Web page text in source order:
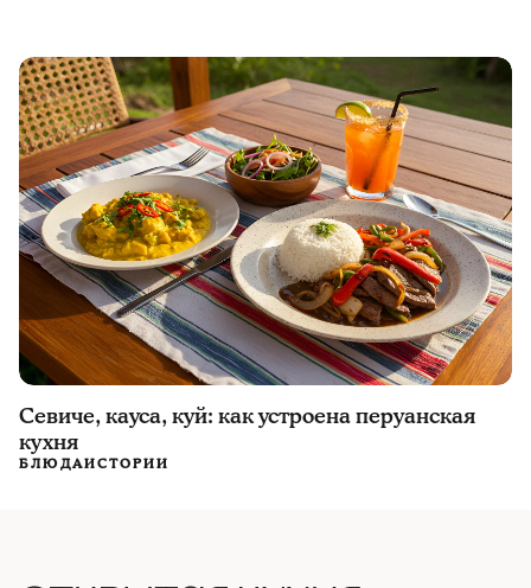
Севиче, кауса, куй: как устроена перуанская
кухня
БЛЮДАИСТОРИИ